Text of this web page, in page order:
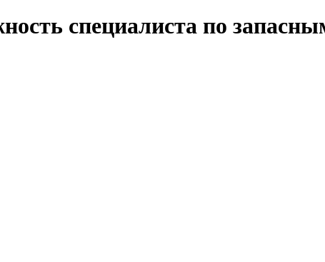
специалиста по